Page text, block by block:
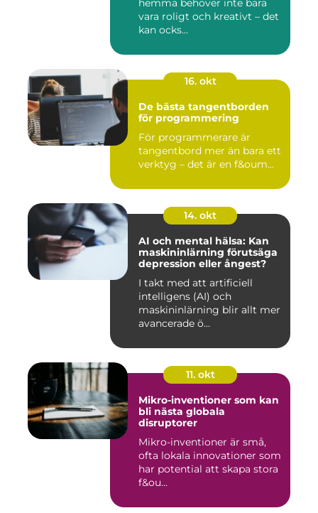
hemma behöver inte bara
vara roligt och kreativt – det
kan ocks...
16. okt
De bästa tangentborden
för programmering
För programmerare är
tangentbord mer än bara ett
verktyg – det är en f&oum...
14. okt
AI och mental hälsa: Kan
maskininlärning förutsäga
depression eller ångest?
I takt med att artificiell
intelligens (AI) och
maskininlärning blir allt mer
avancerade ö...
11. okt
Mikro-inventioner som kan
bli nästa globala
disruptorer
Mikro-inventioner är små,
ofta lokala innovationer som
har potential att skapa stora
f&ou...